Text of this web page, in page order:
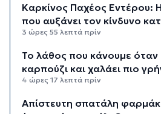
Καρκίνος Παχέος Εντέρου:
που αυξάνει τον κίνδυνο
3 ώρες 55 λεπτά πρίν
Το λάθος που κάνουμε όταν
καρπούζι και χαλάει πιο
4 ώρες 17 λεπτά πρίν
Απίστευτη σπατάλη